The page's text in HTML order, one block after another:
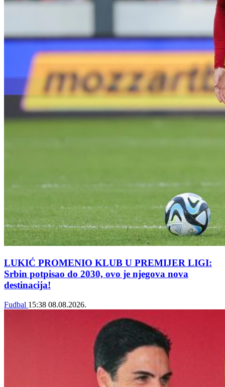
LUKIĆ PROMENIO KLUB U PREMIJER LIGI:
Srbin potpisao do 2030, ovo je njegova nova
destinacija!
Fudbal 15:38 08.08.2026.